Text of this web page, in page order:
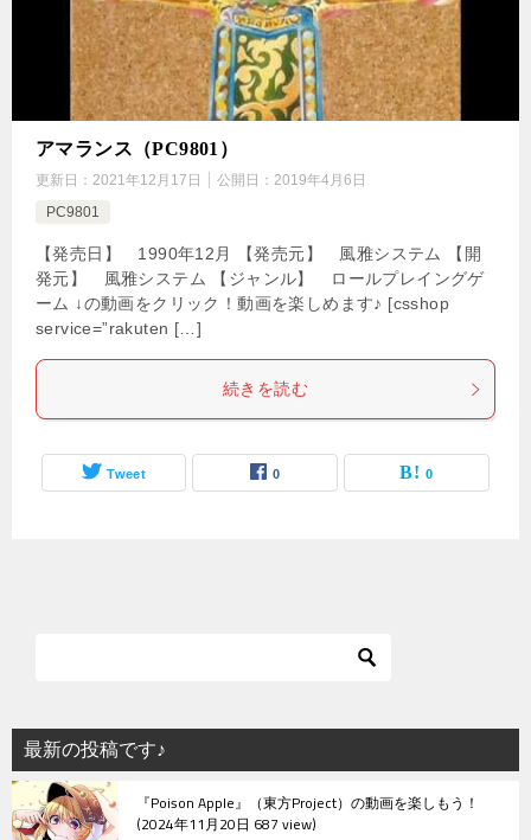
アマランス（PC9801）
更新日： 2021年12月17日 公開日： 2019年4月6日
PC9801
【発売日】 1990年12月 【発売元】 風雅システム 【開
発元】 風雅システム 【ジャンル】 ロールプレイングゲ
ーム ↓の動画をクリック！動画を楽しめます♪ [csshop
service=”rakuten […]
続きを読む
Tweet 0 0
最新の投稿です♪
『Poison Apple』（東方Project）の動画を楽しもう！
2024年11月20日 687 view